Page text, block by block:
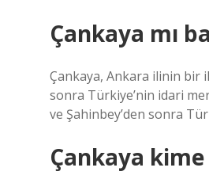
Çankaya mı
Çankaya, Ankara ilinin bir
sonra Türkiye’nin idari
ve Şahinbey’den sonra
Çankaya